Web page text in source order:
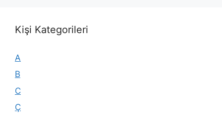
Kişi Kategorileri
A
B
C
Ç